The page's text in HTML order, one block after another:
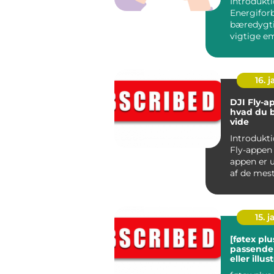
vigtige
og
16.
DJI Fly-
hvad du
vide
Fly-appen DJI Fly-
appen er
af de
15.
[føtex
eller